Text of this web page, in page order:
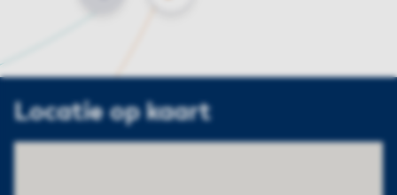
Locatie op kaart